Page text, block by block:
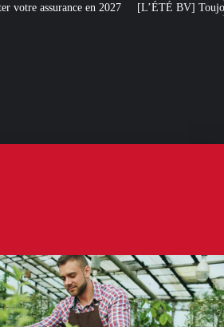
[L’ÉTÉ BV] Toujours plus de taxes : la